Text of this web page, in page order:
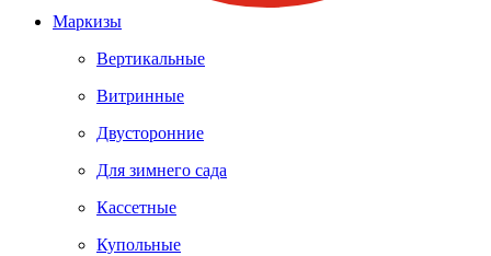
Маркизы
Вертикальные
Витринные
Двусторонние
Для зимнего сада
Кассетные
Купольные